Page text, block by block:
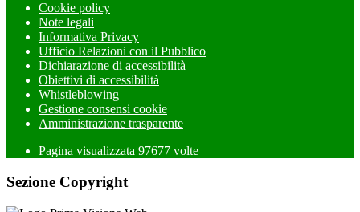
Cookie policy
Note legali
Informativa Privacy
Ufficio Relazioni con il Pubblico
Dichiarazione di accessibilità
Obiettivi di accessibilità
Whistleblowing
Gestione consensi cookie
Amministrazione trasparente
Pagina visualizzata 97677 volte
Sezione Copyright